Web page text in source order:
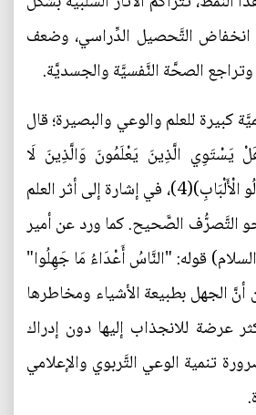
التَّحصيل الدِّراسي، وضعف
وتراجع الصحَّة النَّفسيَّة والجسديَّة.
كبيرة للعلم والوعي والبصيرة؛ قال
يَسْتَوِي الَّذِينَ يَعْلَمُونَ وَالَّذِينَ لَا
يَعْلَمُونَ إِنَّمَا يَتَذَكَّرُ أُولُو الْأَلْبَابِ)(4)، في إشارة إلى أثر العلم
التَّصرُّف الصَّحيح. كما ورد عن أمير
قوله: "النَّاسُ أَعْدَاءُ مَا جَهِلُوا"
أنَّ الجهل بطبيعة الأشياء ومخاطرها
عرضة للانجذاب إليها دون إدراك
تنمية الوعي التَّربوي والإعلامي